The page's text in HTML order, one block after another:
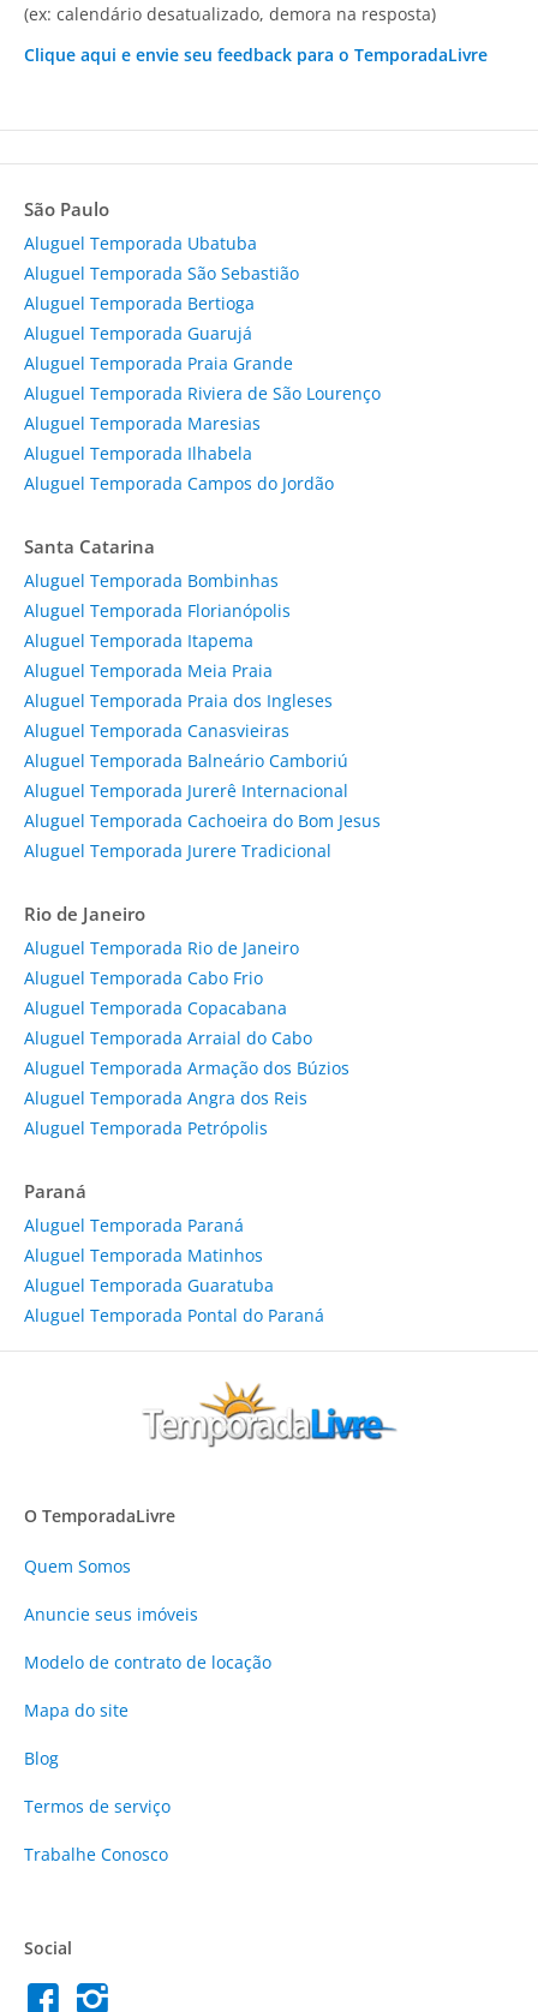
(ex: calendário desatualizado, demora na resposta)
Clique aqui e envie seu feedback para o TemporadaLivre
São Paulo
Aluguel Temporada Ubatuba
Aluguel Temporada São Sebastião
Aluguel Temporada Bertioga
Aluguel Temporada Guarujá
Aluguel Temporada Praia Grande
Aluguel Temporada Riviera de São Lourenço
Aluguel Temporada Maresias
Aluguel Temporada Ilhabela
Aluguel Temporada Campos do Jordão
Santa Catarina
Aluguel Temporada Bombinhas
Aluguel Temporada Florianópolis
Aluguel Temporada Itapema
Aluguel Temporada Meia Praia
Aluguel Temporada Praia dos Ingleses
Aluguel Temporada Canasvieiras
Aluguel Temporada Balneário Camboriú
Aluguel Temporada Jurerê Internacional
Aluguel Temporada Cachoeira do Bom Jesus
Aluguel Temporada Jurere Tradicional
Rio de Janeiro
Aluguel Temporada Rio de Janeiro
Aluguel Temporada Cabo Frio
Aluguel Temporada Copacabana
Aluguel Temporada Arraial do Cabo
Aluguel Temporada Armação dos Búzios
Aluguel Temporada Angra dos Reis
Aluguel Temporada Petrópolis
Paraná
Aluguel Temporada Paraná
Aluguel Temporada Matinhos
Aluguel Temporada Guaratuba
Aluguel Temporada Pontal do Paraná
O TemporadaLivre
Quem Somos
Anuncie seus imóveis
Modelo de contrato de locação
Mapa do site
Blog
Termos de serviço
Trabalhe Conosco
Social